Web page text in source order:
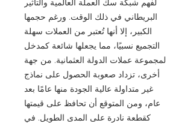
لفهم شبكة سك العملة العالمية والتأثير
البريطاني في ذلك الوقت. ورغم حجمها
الكبير، إلا أنها تُعتبر من العملات سهلة
التجميع نسبيًا، مما يجعلها شائعة كمدخل
لمجموعة عملات الدولة العثمانية. من جهة
أخرى، تزداد صعوبة الحصول على نماذج
غير متداولة عالية الجودة منها عامًا بعد
عام، ومن المتوقع أن تحافظ على قيمتها
كقطعة نادرة على المدى الطويل. في